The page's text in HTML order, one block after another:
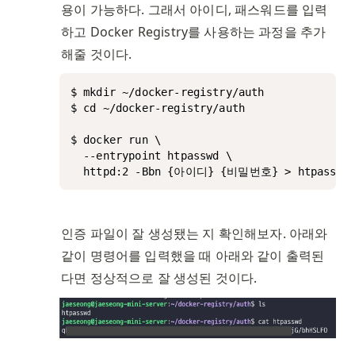
용이 가능하다. 그래서 아이디, 패스워드를 입력
하고 Docker Registry를 사용하는 과정을 추가
해줄 것이다.
$ mkdir ~/docker-registry/auth
$ cd ~/docker-registry/auth
$ docker run \
  --entrypoint htpasswd \
  httpd:2 -Bbn {아이디} {비밀번호} > htpasswd
인증 파일이 잘 생성됐는 지 확인해보자. 아래와
같이 명령어를 입력했을 때 아래와 같이 출력된
다면 정상적으로 잘 생성된 것이다.